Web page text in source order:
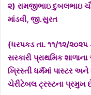
૨) રામજીભાઇ દુબલભાઇ
માંડવી, જી.સુરત
(ધરપકડ તા. ૧૧/૧૨/
સરકારી પ્રાથમિક
ખ્રિસ્તી ધર્મમાં પાસ્ટર
ચેરીટેબલ ટ્રસ્ટના પ્રમુખ